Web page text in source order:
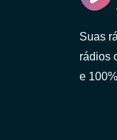
Suas
rádios
e